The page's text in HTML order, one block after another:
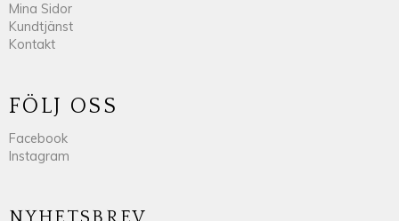
Mina Sidor
Kundtjänst
Kontakt
FÖLJ OSS
Facebook
Instagram